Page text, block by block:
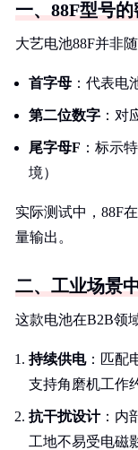
一、88F型号
大艺电池88F并非
首字母 ：代表电
第二位数字 ：对
尾字母F ：标示
境）
实际测试中，88F
量输出。
二、工业场景
这款电池在B2B领
持续供电：匹配
支持角磨机工作
抗干扰设计：内
工地不易受电磁